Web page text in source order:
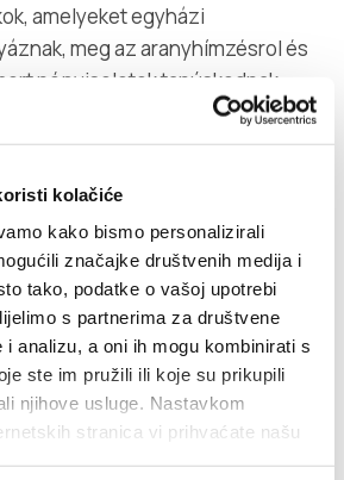
kolačiće
kako bismo personalizirali
značajke društvenih medija i
tako, podatke o vašoj upotrebi
s partnerima za društvene
i analizu, a oni ih mogu kombinirati s
ste im pružili ili koje su prikupili
njihove usluge. Nastavkom
stranica vi prihvaćate našu
amelyeket egyházi
meg az aranyhímzésrol és
népviseletek tanúskodnak.
falu keletkezett: Kaštel Štafilić,
Stari, Kaštel Lukšić, Kaštel
és végül Kaštela várósát
máig megtartották az
az erkélyes házakat
(balatura), kocsmákkal, keskeny
hét falu alakult: Kaštel
Kaštel Stari, Kaštel Lukšić, Kaštel